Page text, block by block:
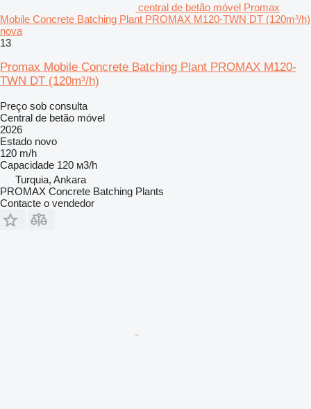
central de betão móvel Promax
Mobile Concrete Batching Plant PROMAX M120-TWN DT (120m³/h)
nova
13
Promax Mobile Concrete Batching Plant PROMAX M120-
TWN DT (120m³/h)
Preço sob consulta
Central de betão móvel
2026
Estado novo
120 m/h
Capacidade 120 м3/h
Turquia, Ankara
PROMAX Concrete Batching Plants
Contacte o vendedor